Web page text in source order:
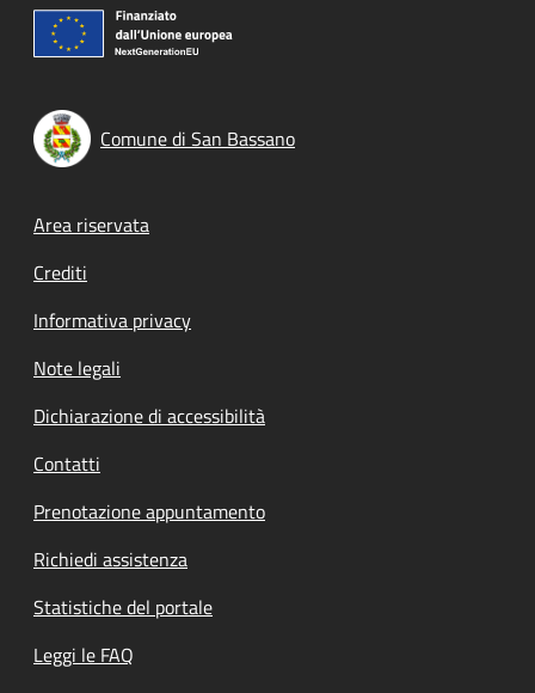
Comune di San Bassano
Footer menu
Area riservata
Crediti
Informativa privacy
Note legali
Dichiarazione di accessibilità
Contatti
Prenotazione appuntamento
Richiedi assistenza
Statistiche del portale
Leggi le FAQ